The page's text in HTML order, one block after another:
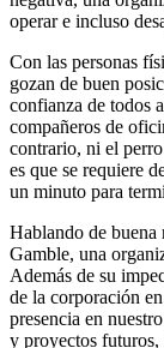
operar e incluso
Con las personas
gozan de buen
confianza de todos
compañeros de
contrario, ni el
es que se requiere
un minuto para
Hablando de
Gamble, una
Además de su
de la corporación
presencia en
y proyectos futuros,